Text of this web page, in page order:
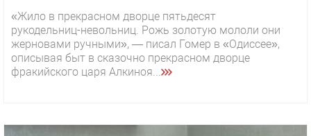
«Жило в прекрасном дворце пятьдесят
рукодельниц-невольниц. Рожь золотую мололи они
жерновами ручными», — писал Гомер в «Одиссее»,
описывая быт в сказочно прекрасном дворце
фракийского царя Алкиноя...